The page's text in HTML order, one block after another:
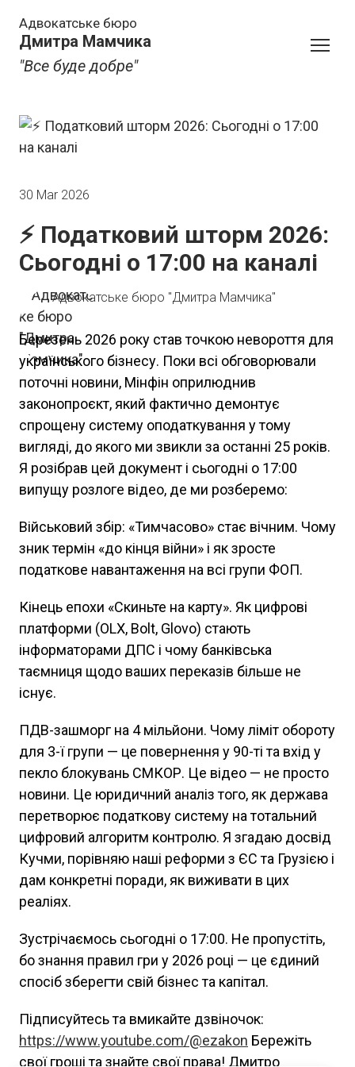
Адвокатське бюро
Дмитра Мамчика
"Все буде добре"
30 Mar 2026
⚡️ Податковий шторм 2026:
Сьогодні о 17:00 на каналі
Адвокатське бюро "Дмитра Мамчика"
️Березень 2026 року став точкою невороття для
українського бізнесу. Поки всі обговорювали
поточні новини, Мінфін оприлюднив
законопроєкт, який фактично демонтує
спрощену систему оподаткування у тому
вигляді, до якого ми звикли за останні 25 років.
Я розібрав цей документ і сьогодні о 17:00
випущу розлоге відео, де ми розберемо:
Військовий збір: «Тимчасово» стає вічним. Чому
зник термін «до кінця війни» і як зросте
податкове навантаження на всі групи ФОП.
Кінець епохи «Скиньте на карту». Як цифрові
платформи (OLX, Bolt, Glovo) стають
інформаторами ДПС і чому банківська
таємниця щодо ваших переказів більше не
існує.
ПДВ-зашморг на 4 мільйони. Чому ліміт обороту
для 3-ї групи — це повернення у 90-ті та вхід у
пекло блокувань СМКОР. Це відео — не просто
новини. Це юридичний аналіз того, як держава
перетворює податкову систему на тотальний
цифровий алгоритм контролю. Я згадаю досвід
Кучми, порівняю наші реформи з ЄС та Грузією і
дам конкретні поради, як виживати в цих
реаліях.
Зустрічаємось сьогодні о 17:00. Не пропустіть,
бо знання правил гри у 2026 році — це єдиний
спосіб зберегти свій бізнес та капітал.
Підписуйтесь та вмикайте дзвіночок:
https://www.youtube.com/@ezakon Бережіть
свої гроші та знайте свої права! Дмитро